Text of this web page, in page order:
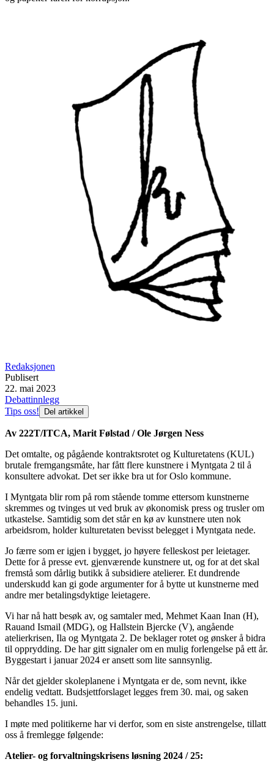
Redaksjonen
Publisert
22. mai 2023
Debattinnlegg
Tips oss!
Del artikkel
Av 222T/ITCA, Marit Følstad / Ole Jørgen Ness
Det omtalte, og pågående kontraktsrotet og Kulturetatens (KUL)
brutale fremgangsmåte, har fått flere kunstnere i Myntgata 2 til å
konsultere advokat. Det ser ikke bra ut for Oslo kommune.
I Myntgata blir rom på rom stående tomme ettersom kunstnerne
skremmes og tvinges ut ved bruk av økonomisk press og trusler om
utkastelse. Samtidig som det står en kø av kunstnere uten nok
arbeidsrom, holder kulturetaten bevisst belegget i Myntgata nede.
Jo færre som er igjen i bygget, jo høyere felleskost per leietager.
Dette for å presse evt. gjenværende kunstnere ut, og for at det skal
fremstå som dårlig butikk å subsidiere atelierer. Et dundrende
underskudd kan gi gode argumenter for å bytte ut kunstnerne med
andre mer betalingsdyktige leietagere.
Vi har nå hatt besøk av, og samtaler med, Mehmet Kaan Inan (H),
Rauand Ismail (MDG), og Hallstein Bjercke (V), angående
atelierkrisen, Ila og Myntgata 2. De beklager rotet og ønsker å bidra
til opprydding. De har gitt signaler om en mulig forlengelse på ett år.
Byggestart i januar 2024 er ansett som lite sannsynlig.
Når det gjelder skoleplanene i Myntgata er de, som nevnt, ikke
endelig vedtatt. Budsjettforslaget legges frem 30. mai, og saken
behandles 15. juni.
I møte med politikerne har vi derfor, som en siste anstrengelse, tillatt
oss å fremlegge følgende:
Atelier- og forvaltningskrisens løsning 2024 / 25: